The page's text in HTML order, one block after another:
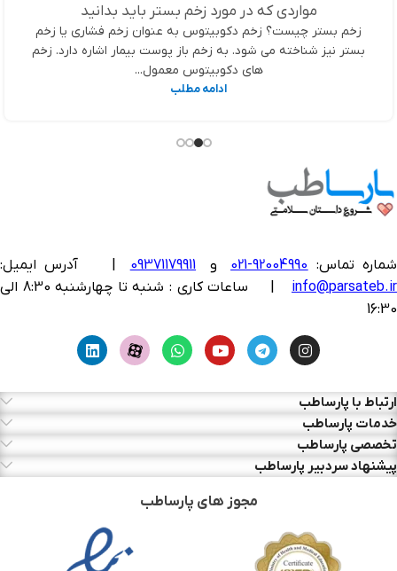
مواردی که در مورد زخم بستر باید بدانید
زخم بستر چیست؟ زخم دکوبیتوس به عنوان زخم فشاری یا زخم
بستر نیز شناخته می شود. به زخم باز پوست بیمار اشاره دارد. زخم
های دکوبیتوس معمول...
ادامه مطلب
شماره تماس: 92004990-021 و 09371179911
آدرس ایمیل:
info@parsateb.ir
| ساعات کاری : شنبه تا چهارشنبه 8:30 الی
16:30
ارتباط با پارساطب
خدمات پارساطب
تخصصی پارساطب
پیشنهاد سردبیر پارساطب
مجوز های پارساطب